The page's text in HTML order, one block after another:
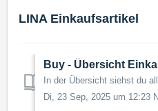
LINA Einkaufsartikel
Buy - Übersicht
Di, 23 Sep, 2025 um 12:23